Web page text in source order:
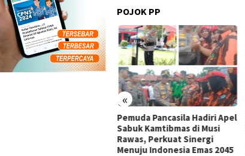
POJOK PP
«
Harapan di Lahan
Bencana: MPC PP
Lestarikan Alam
Perhatikan Aspirasi
Pemuda Pancasila Hadiri Apel
Sabuk Kamtibmas di Musi
Rawas, Perkuat Sinergi
Menuju Indonesia Emas 2045